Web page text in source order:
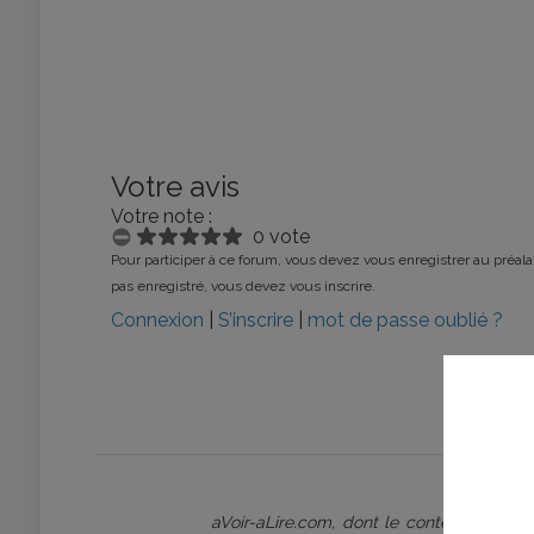
Votre avis
Votre note :
0 vote
Pour participer à ce forum, vous devez vous enregistrer au
pas enregistré, vous devez vous inscrire.
Connexion S’inscrire mot de passe oublié ?
aVoir-aLire.com, dont le contenu est